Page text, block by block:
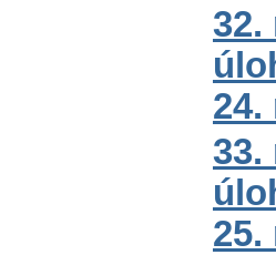
32.
24.
33.
25.